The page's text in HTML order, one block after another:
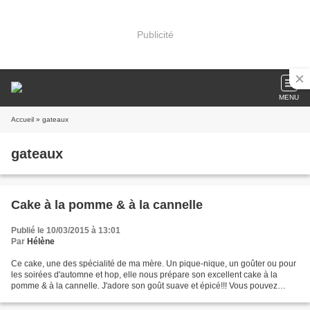
Publicité
MENU
Accueil » gateaux
gateaux
Cake à la pomme & à la cannelle
Publié le 10/03/2015 à 13:01
Par Hélène
Ce cake, une des spécialité de ma mère. Un pique-nique, un goûter ou pour
les soirées d'automne et hop, elle nous prépare son excellent cake à la
pomme & à la cannelle. J'adore son goût suave et épicé!!! Vous pouvez